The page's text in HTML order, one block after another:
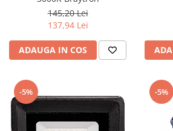
145,20 Lei
137,94 Lei
ADAUGA IN COS
-5% -5%